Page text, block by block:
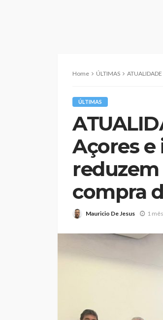
Home ÚLTIMAS ATUALIDADE |
ÚLTIMAS
Açores
compra
Mauricio De Jesus 1